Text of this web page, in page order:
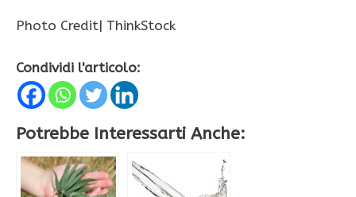
Photo Credit| ThinkStock
Condividi l'articolo:
Potrebbe Interessarti Anche: